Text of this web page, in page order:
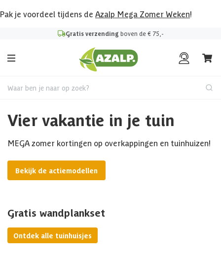
Pak je voordeel tijdens de Azalp Mega Zomer Weken!
Gratis verzending boven de € 75,-
Waar ben je naar op zoek?
Vier vakantie in je tuin
MEGA zomer kortingen op overkappingen en tuinhuizen!
Bekijk de actiemodellen
Gratis wandplankset
Ontdek alle tuinhuisjes